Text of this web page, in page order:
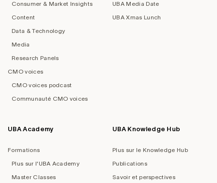
Consumer & Market Insights
Content
Data & Technology
Media
Research Panels
CMO voices
CMO voices podcast
Communauté CMO voices
UBA Media Date
UBA Xmas Lunch
UBA Academy
Formations
Plus sur l'UBA Academy
Master Classes
UBA Knowledge Hub
Plus sur le Knowledge Hub
Publications
Savoir et perspectives